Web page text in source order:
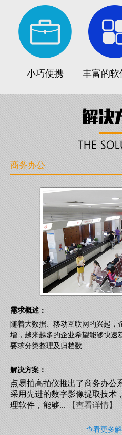
小巧便携 丰富的软
商务办公
需求概述：
随着大数据、移动互联网的兴起，
增，越来越多的企业希望能够快速
要求分类整理及归档数...
解决方案：
点易拍高拍仪推出了商务办公
采用先进的数字影像提取技术
理软件，能够...【查看详情】
查看更多